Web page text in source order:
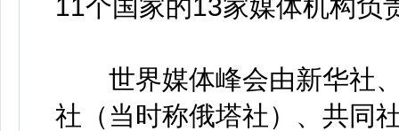
11个国家的13家媒体机构负
世界媒体峰会由新华社、
社（当时称俄塔社）、共同